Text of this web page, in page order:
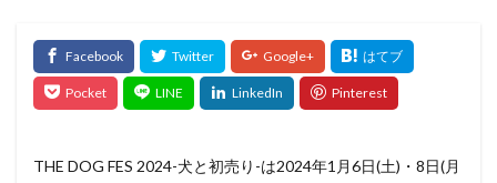
THE DOG FES 2024-犬と初売り-は2024年1月6日(土)・8日(月